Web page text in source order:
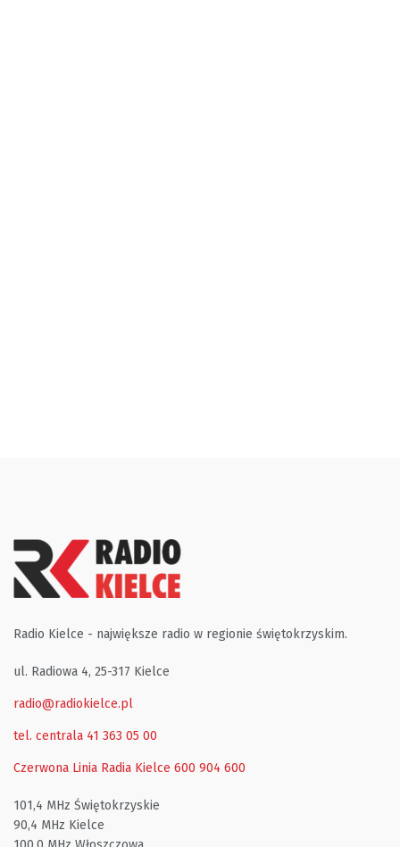
Radio Kielce - największe radio w regionie świętokrzyskim.
ul. Radiowa 4, 25-317 Kielce
radio@radiokielce.pl
tel. centrala 41 363 05 00
Czerwona Linia Radia Kielce 600 904 600
101,4 MHz Świętokrzyskie
90,4 MHz Kielce